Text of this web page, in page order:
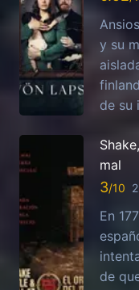
y su
de su
mal
3
En
de